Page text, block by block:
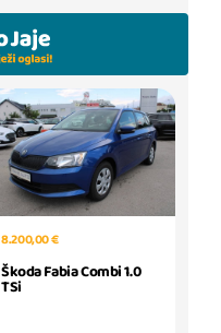
8.200,00 €
Škoda Fabia Combi 1.0
TSi